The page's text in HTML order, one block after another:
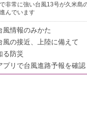
非常に強い台風13号が久米島
んでいます
風情報のみかた
風の接近、上陸に備えて
る防災
プリで台風進路予報を確認